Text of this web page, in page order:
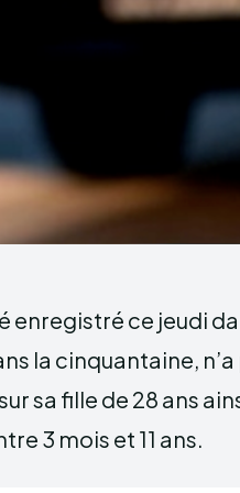
enregistré ce jeudi
la cinquantaine,
sa fille de 28 ans
3 mois et 11 ans.